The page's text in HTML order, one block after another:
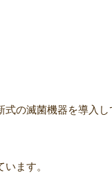
式の滅菌機器を導入し
ます。